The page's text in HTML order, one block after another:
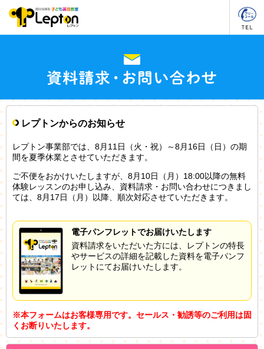
レプトンからのお知らせ
レプトン事業部では、8月11日（火・祝）～8月16日（日）の期
間を夏季休業とさせていただきます。
ご不便をおかけいたしますが、8月10日（月）18:00以降の無料
体験レッスンのお申し込み、資料請求・お問い合わせにつきまし
ては、8月17日（月）以降、順次対応させていただきます。
電子パンフレットでお届けいたします
資料請求をいただいた方には、レプトンの特長
やサービスの詳細を記載した資料を電子パンフ
レットにてお届けいたします。
※本フォームはお客様専用です。セールス・勧誘等のご利用は固
くお断りいたします。